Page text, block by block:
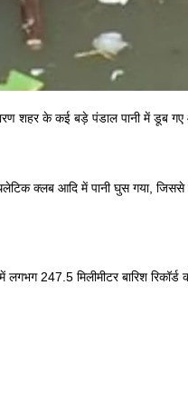
कारण शहर के कई बड़े पंडाल पानी में
क्लब आदि में पानी घुस गया, जिससे
लगभग 247.5 मिलीमीटर बारिश